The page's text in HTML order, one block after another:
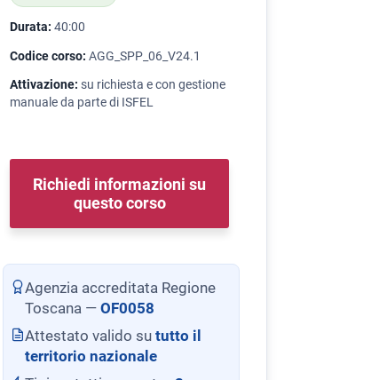
Durata: 40:00
Codice corso: AGG_SPP_06_V24.1
Attivazione: su richiesta e con gestione
manuale da parte di ISFEL
Richiedi informazioni su
questo corso
Agenzia accreditata Regione
Toscana —OF0058
Attestato valido sututto il
territorio nazionale